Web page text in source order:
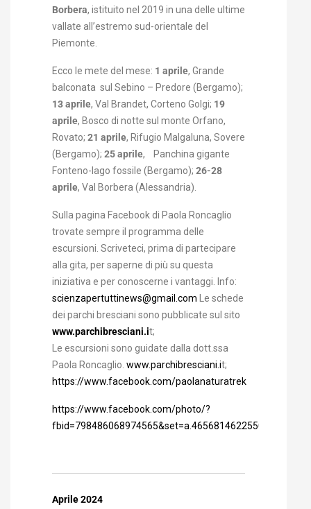
Borbera, istituito nel 2019 in una delle ultime
vallate all’estremo sud-orientale del
Piemonte.
Ecco le mete del mese: 1 aprile, Grande
balconata sul Sebino – Predore (Bergamo);
13 aprile, Val Brandet, Corteno Golgi; 19
aprile, Bosco di notte sul monte Orfano,
Rovato; 21 aprile, Rifugio Malgaluna, Sovere
(Bergamo); 25 aprile, Panchina gigante
Fonteno-lago fossile (Bergamo); 26-28
aprile, Val Borbera (Alessandria).
Sulla pagina Facebook di Paola Roncaglio
trovate sempre il programma delle
escursioni. Scriveteci, prima di partecipare
alla gita, per saperne di più su questa
iniziativa e per conoscerne i vantaggi. Info:
scienzapertuttinews@gmail.com Le schede
dei parchi bresciani sono pubblicate sul sito
www.parchibresciani.it;
Le escursioni sono guidate dalla dott.ssa
Paola Roncaglio. www.parchibresciani.it;
https://www.facebook.com/paolanaturatrek
https://www.facebook.com/photo/?
fbid=798486068974565&set=a.465681462255029
Aprile 2024